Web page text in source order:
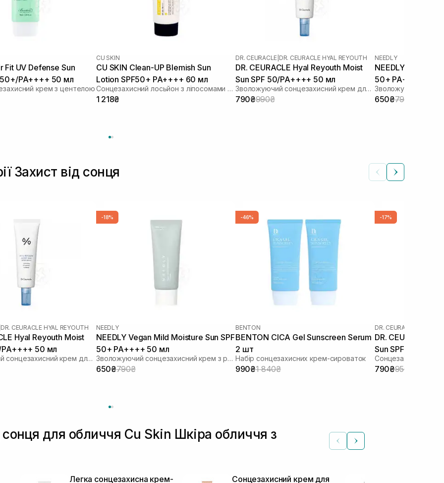
Fit UV Defense Sun
50+/PA++++ 50 мл
крем з центелою
CU SKIN
CU SKIN Clean-UP Blemish Sun
Lotion SPF50+ PA++++ 60 мл
Сонцезахисний лосьйон з ліпосомами на стабільних фільтрах
1 218₴
DR. CEURACLE DR. CEURACLE HYAL REYOUTH
DR. CEURACLE Hyal Reyouth Moist
Sun SPF 50/PA++++ 50 мл
Зволожуючий сонцезахисний крем для обличчя з гіалуроновою кислотою
790₴990₴
NEEDLY
NEEDLY Vegan
50+ PA++++ 50
650₴790₴
Захист від сонця
DR. CEURACLE HYAL REYOUTH
Hyal Reyouth Moist
PA++++ 50 мл
Зволожуючий сонцезахисний крем для обличчя з гіалуроновою кислотою
-18%
NEEDLY
NEEDLY Vegan Mild Moisture Sun SPF
50+ PA++++ 50 мл
Зволожуючий сонцезахисний крем з рослинним скваланом
650₴790₴
-46%
BENTON
BENTON CICA Gel Sunscreen Serum
2 шт
Набір сонцезахисних крем-сироваток
990₴1 840₴
-17%
DR. CEURACLE
DR. CEURACLE
Sun SPF 50+
шкіри 50 мл
Сонцезахисний
790₴950₴
сонця для обличчя Cu Skin Шкіра обличчя з
Легка сонцезахисна крем-
Сонцезахисний крем для